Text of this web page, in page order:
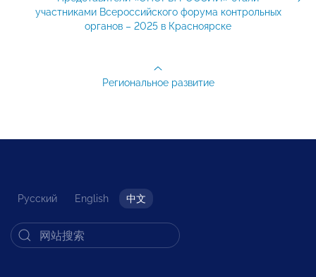
участниками Всероссийского форума контрольных
органов – 2025 в Красноярске
Региональное развитие
Русский English 中文